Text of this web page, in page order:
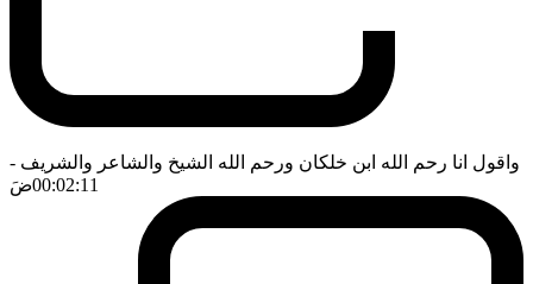
واقول انا رحم الله ابن خلكان ورحم الله الشيخ والشاعر والشريف -
00:02:11ضَ